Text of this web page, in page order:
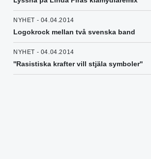
NYHET - 04.04.2014
Logokrock mellan två svenska band
NYHET - 04.04.2014
''Rasistiska krafter vill stjäla symboler''